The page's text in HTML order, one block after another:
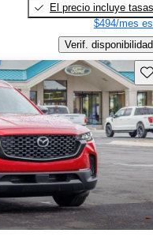
El precio incluye tasas
$494/mes
Verif. disponibilidad